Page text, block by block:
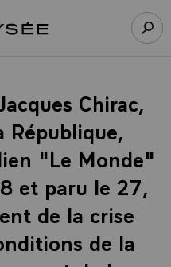
à l’accueil Élysée
Chirac,
République,
"Le Monde"
et paru le 27,
de la crise
de la